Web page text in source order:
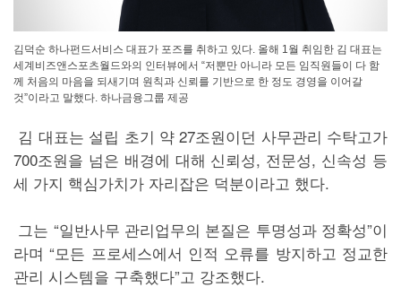
김덕순 하나펀드서비스 대표가 포즈를 취하고 있다. 올해 1월 취임한 김 대표는
세계비즈앤스포츠월드와의 인터뷰에서 “저뿐만 아니라 모든 임직원들이 다 함
께 처음의 마음을 되새기며 원칙과 신뢰를 기반으로 한 정도 경영을 이어갈
것”이라고 말했다. 하나금융그룹 제공
김 대표는 설립 초기 약 27조원이던 사무관리 수탁고가
700조원을 넘은 배경에 대해 신뢰성, 전문성, 신속성 등
세 가지 핵심가치가 자리잡은 덕분이라고 했다.
그는 “일반사무 관리업무의 본질은 투명성과 정확성”이
라며 “모든 프로세스에서 인적 오류를 방지하고 정교한
관리 시스템을 구축했다”고 강조했다.